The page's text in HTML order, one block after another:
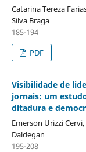
Catarina Tereza
Silva Braga
185-194
PDF
Visibilidade de
jornais: um
ditadura e
Emerson Urizzi
Daldegan
195-208